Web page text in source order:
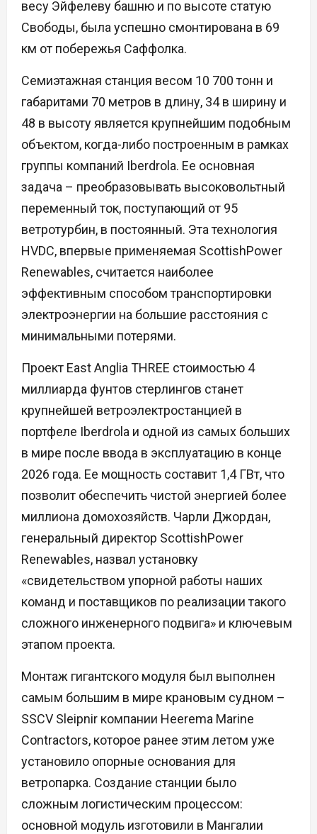
весу Эйфелеву башню и по высоте статую
Свободы, была успешно смонтирована в 69
км от побережья Саффолка.
Семиэтажная станция весом 10 700 тонн и
габаритами 70 метров в длину, 34 в ширину и
48 в высоту является крупнейшим подобным
объектом, когда-либо построенным в рамках
группы компаний Iberdrola. Ее основная
задача – преобразовывать высоковольтный
переменный ток, поступающий от 95
ветротурбин, в постоянный. Эта технология
HVDC, впервые применяемая ScottishPower
Renewables, считается наиболее
эффективным способом транспортировки
электроэнергии на большие расстояния с
минимальными потерями.
Проект East Anglia THREE стоимостью 4
миллиарда фунтов стерлингов станет
крупнейшей ветроэлектростанцией в
портфеле Iberdrola и одной из самых больших
в мире после ввода в эксплуатацию в конце
2026 года. Ее мощность составит 1,4 ГВт, что
позволит обеспечить чистой энергией более
миллиона домохозяйств. Чарли Джордан,
генеральный директор ScottishPower
Renewables, назвал установку
«свидетельством упорной работы наших
команд и поставщиков по реализации такого
сложного инженерного подвига» и ключевым
этапом проекта.
Монтаж гигантского модуля был выполнен
самым большим в мире крановым судном –
SSCV Sleipnir компании Heerema Marine
Contractors, которое ранее этим летом уже
установило опорные основания для
ветропарка. Создание станции было
сложным логистическим процессом:
основной модуль изготовили в Мангалии